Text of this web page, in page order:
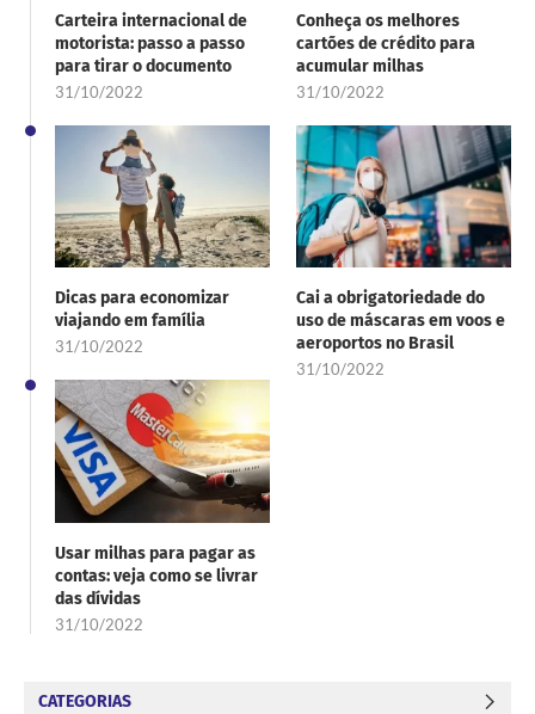
Carteira internacional de
motorista: passo a passo
para tirar o documento
31/10/2022
Conheça os melhores
cartões de crédito para
acumular milhas
31/10/2022
Dicas para economizar
viajando em família
31/10/2022
Cai a obrigatoriedade do
uso de máscaras em voos e
aeroportos no Brasil
31/10/2022
Usar milhas para pagar as
contas: veja como se livrar
das dívidas
31/10/2022
CATEGORIAS